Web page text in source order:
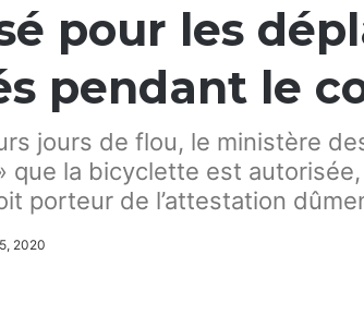
pour les
pendant le
jours de flou, le ministère
que la bicyclette est
porteur de l’attestation
2020